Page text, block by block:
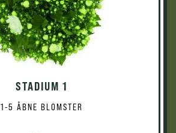
STADIUM 1
1-5 ÅBNE BLOMSTER